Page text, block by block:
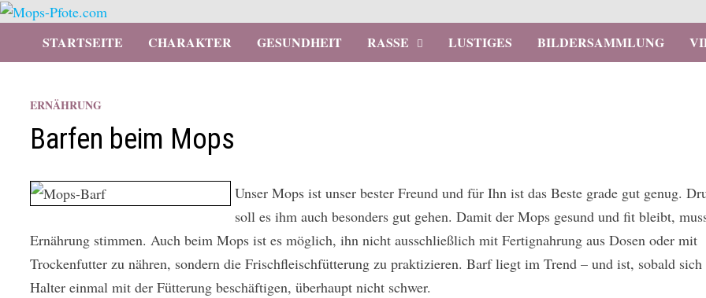
Zurück
STARTSEITE CHARAKTER GESUNDHEIT RASSE LUSTIGES BILDERSAMMLUNG
ERNÄHRUNG
Barfen beim Mops
Unser Mops ist unser bester Freund und für Ihn ist das Beste grade gut genug.
soll es ihm auch besonders gut gehen. Damit der Mops gesund und fit bleibt,
Ernährung stimmen. Auch beim Mops ist es möglich, ihn nicht ausschließlich mit Fertignahrung aus Dosen oder mit
Trockenfutter zu nähren, sondern die Frischfleischfütterung zu praktizieren. Barf liegt im Trend – und ist, sobald sich
Halter einmal mit der Fütterung beschäftigen, überhaupt nicht schwer.